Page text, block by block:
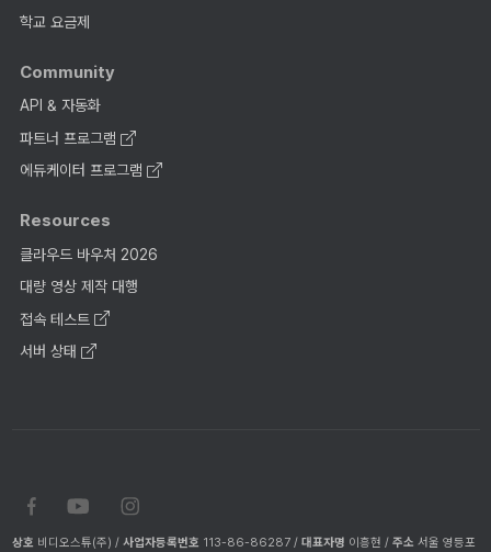
학교 요금제
Community
API & 자동화
파트너 프로그램
에듀케이터 프로그램
Resources
클라우드 바우처 2026
대량 영상 제작 대행
접속 테스트
서버 상태
상호 비디오스튜(주) / 사업자등록번호 113-86-86287 / 대표자명 이흥현 / 주소 서울 영등포